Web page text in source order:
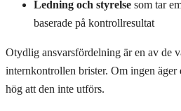
Ledning och styrelse som tar
baserade på kontrollresultat
Otydlig ansvarsfördelning är en av de
internkontrollen brister. Om ingen
hög att den inte utförs.